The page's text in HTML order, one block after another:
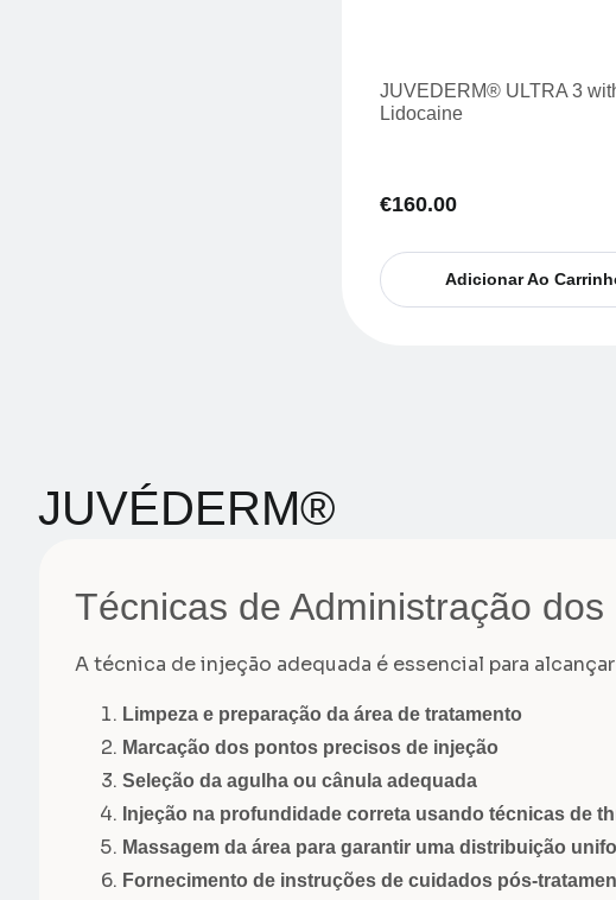
JUVEDERM® ULTRA 3
Lidocaine
€160.00
Adicionar Ao
JUVÉDERM®
Técnicas de Administração
A técnica de injeção adequada é essencial para
Limpeza e preparação da área de tratamento
Marcação dos pontos precisos de injeção
Seleção da agulha ou cânula adequada
Injeção na profundidade correta usando técnicas de
Massagem da área para garantir uma distribuição
Fornecimento de instruções de cuidados pós-